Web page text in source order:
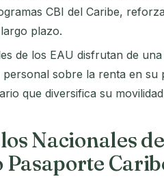
CBI del Caribe,
plazo.
de los EAU disfrutan de
personal sobre la renta en su
que diversifica su
Nacionales
Pasaporte